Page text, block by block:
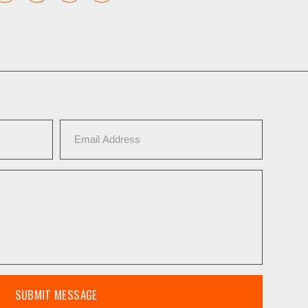
SUBMIT MESSAGE